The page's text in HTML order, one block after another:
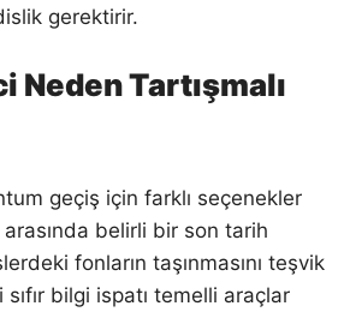
gerektirir.
Neden Tartışmalı
geçiş için farklı seçenekler
arasında belirli bir son tarih
fonların taşınmasını teşvik
bilgi ispatı temelli araçlar